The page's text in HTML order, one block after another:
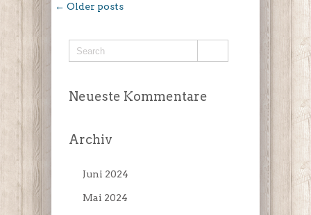
← Older posts
Neueste Kommentare
Archiv
Juni 2024
Mai 2024